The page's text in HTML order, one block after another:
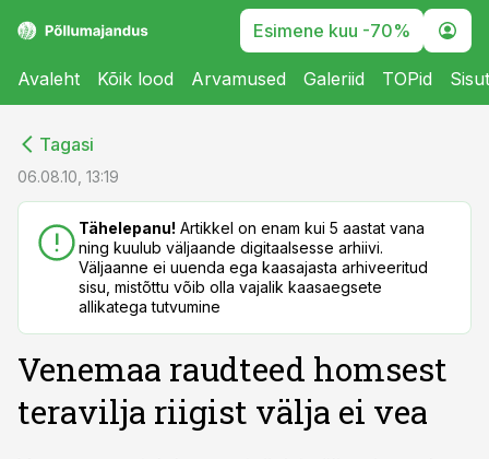
Esimene kuu -70%
Avaleht Kõik lood Arvamused Galeriid TOPid
Tagasi
06.08.10, 13:19
Tähelepanu! Artikkel on enam kui 5 aastat vana
ning kuulub väljaande digitaalsesse arhiivi.
Väljaanne ei uuenda ega kaasajasta arhiveeritud
sisu, mistõttu võib olla vajalik kaasaegsete
allikatega tutvumine
Venemaa raudteed homsest
teravilja riigist välja ei vea